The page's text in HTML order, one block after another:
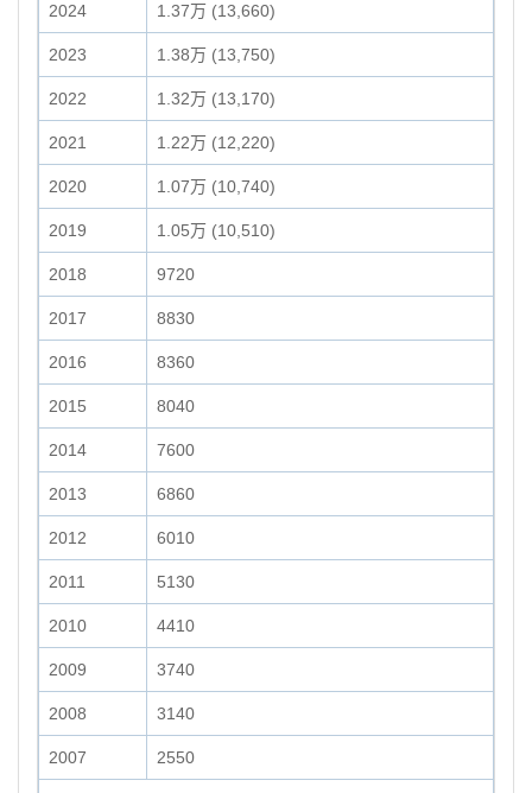
2024 1.37万 (13,660)
2023 1.38万 (13,750)
2022 1.32万 (13,170)
2021 1.22万 (12,220)
2020 1.07万 (10,740)
2019 1.05万 (10,510)
2018 9720
2017 8830
2016 8360
2015 8040
2014 7600
2013 6860
2012 6010
2011 5130
2010 4410
2009 3740
2008 3140
2007 2550